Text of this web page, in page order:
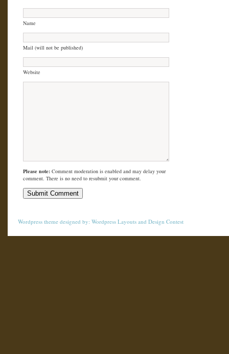
Name
Mail (will not be published)
Website
Please note: Comment moderation is enabled and may delay your
comment. There is no need to resubmit your comment.
Wordpress theme designed by: Wordpress Layouts and Design Contest